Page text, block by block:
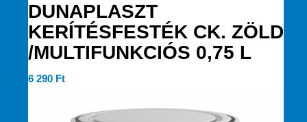
DUNAPLASZT
KERÍTÉSFESTÉK CK. ZÖLD
/MULTIFUNKCIÓS 0,75 L
6 290 Ft